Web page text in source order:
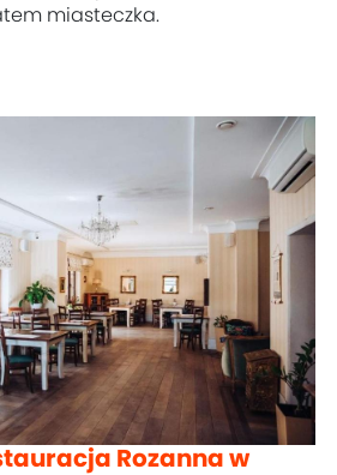
miasteczka.
Rozanna w